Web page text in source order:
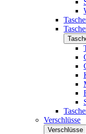
Verschlüsse
Verschlüsse